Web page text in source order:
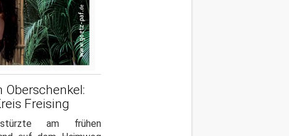
Freising
am frühen